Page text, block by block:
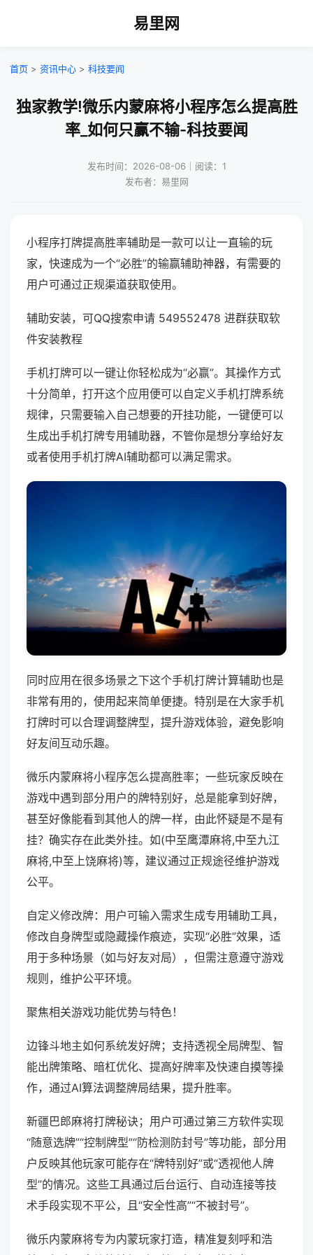
易里网
首页 > 资讯中心 > 科技要闻
独家教学!微乐内蒙麻将小程序怎么提高胜
率_如何只赢不输-科技要闻
发布时间：2026-08-06｜阅读：1
发布者：易里网
小程序打牌提高胜率辅助是一款可以让一直输的玩
家，快速成为一个“必胜”的输赢辅助神器，有需要的
用户可通过正规渠道获取使用。
辅助安装，可QQ搜索申请 549552478 进群获取软
件安装教程
手机打牌可以一键让你轻松成为“必赢”。其操作方式
十分简单，打开这个应用便可以自定义手机打牌系统
规律，只需要输入自己想要的开挂功能，一键便可以
生成出手机打牌专用辅助器，不管你是想分享给好友
或者使用手机打牌AI辅助都可以满足需求。
同时应用在很多场景之下这个手机打牌计算辅助也是
非常有用的，使用起来简单便捷。特别是在大家手机
打牌时可以合理调整牌型，提升游戏体验，避免影响
好友间互动乐趣。
微乐内蒙麻将小程序怎么提高胜率；一些玩家反映在
游戏中遇到部分用户的牌特别好，总是能拿到好牌，
甚至好像能看到其他人的牌一样，由此怀疑是不是有
挂？确实存在此类外挂。如(中至鹰潭麻将,中至九江
麻将,中至上饶麻将)等，建议通过正规途径维护游戏
公平。
自定义修改牌：用户可输入需求生成专用辅助工具，
修改自身牌型或隐藏操作痕迹，实现“必胜”效果，适
用于多种场景（如与好友对局），但需注意遵守游戏
规则，维护公平环境。
聚焦相关游戏功能优势与特色！
边锋斗地主如何系统发好牌；支持透视全局牌型、智
能出牌策略、暗杠优化、提高好牌率及快速自摸等操
作，通过AI算法调整牌局结果，提升胜率。
新疆巴郎麻将打牌秘诀；用户可通过第三方软件实现
“随意选牌”“控制牌型”“防检测防封号”等功能，部分用
户反映其他玩家可能存在“牌特别好”或“透视他人牌
型”的情况。这些工具通过后台运行、自动连接等技
术手段实现不平公，且“安全性高”“不被封号”。
微乐内蒙麻将专为内蒙玩家打造，精准复刻呼和浩